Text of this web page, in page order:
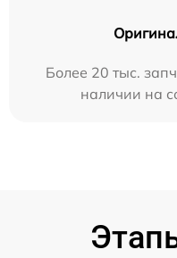
Более 20 тыс.
наличии на